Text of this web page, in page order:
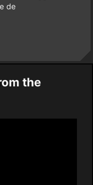
de
the